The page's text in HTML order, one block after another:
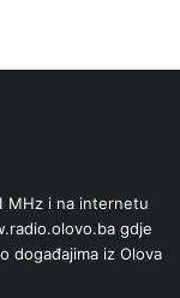
MHz i na internetu
gdje
događajima iz Olova